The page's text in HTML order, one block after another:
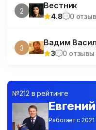
2
Вестник
4.8 0
3
Вадим
3 0 отзывы
№212 в рейтинге
Работает с 2021